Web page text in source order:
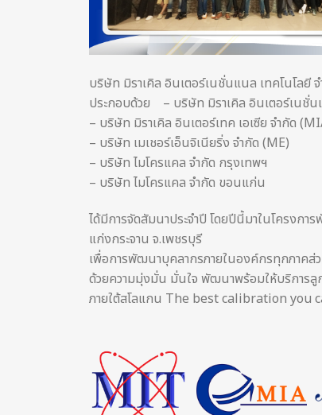
บริษัท มิราเคิล อินเตอร์เนชั่นแนล เทคโนโลยี
ประกอบด้วย – บริษัท มิราเคิล อินเตอร์เนชั่น
– บริษัท มิราเคิล อินเตอร์เทค เอเซีย จำกัด
– บริษัท เมเชอร์เอ็นจิเนียริ่ง จำกัด (ME)
– บริษัท ไมโครแคล จํากัด กรุงเทพฯ
– บริษัท ไมโครแคล จํากัด ขอนแก่น
ได้มีการจัดสัมนาประจำปี โดยปีนี้มาในโครง
แก่งกระจาน จ.เพชรบุรี
เพื่อการพัฒนาบุคลากรภายในองค์กรทุกภาค
ด้วยความมุ่งมั่น มั่นใจ พัฒนาพร้อมให้บริการลู
ภายใต้สโลแกน The best calibration you